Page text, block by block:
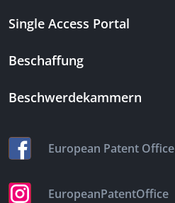
Single Access Portal
Beschaffung
Beschwerdekammern
European Patent Office
EuropeanPatentOffice